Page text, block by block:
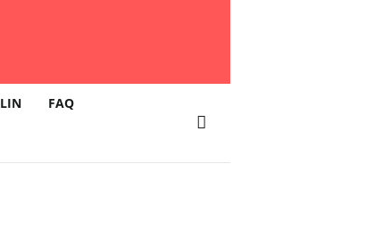
FAQ